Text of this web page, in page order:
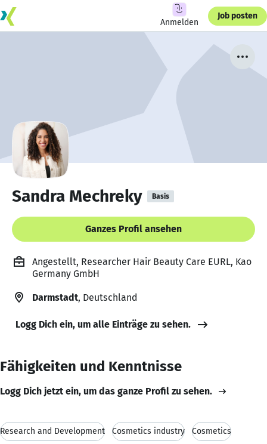
Anmelden
Job posten
Sandra Mechreky Basis
Ganzes Profil ansehen
Angestellt, Researcher Hair Beauty Care EURL, Kao
Germany GmbH
Darmstadt, Deutschland
Logg Dich ein, um alle Einträge zu sehen.
Fähigkeiten und Kenntnisse
Logg Dich jetzt ein, um das ganze Profil zu sehen.
Research and Development Cosmetics industry Cosmetics